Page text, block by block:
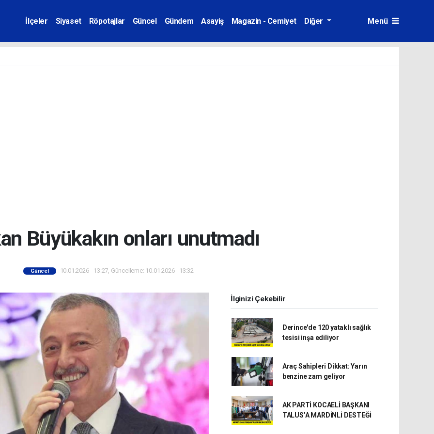
İlçeler Siyaset Röpotajlar Güncel Gündem Asayiş Magazin - Cemiyet Diğer Menü
Büyükakın onları unutmadı
Güncel 10.01.2026 - 13:27, Güncelleme: 10.01.2026 - 13:32
İlginizi Çekebilir
Derince'de 120 yataklı sağlık
tesisi inşa ediliyor
Araç Sahipleri Dikkat: Yarın
benzine zam geliyor
AK PARTİ KOCAELİ BAŞKANI
TALUS’A MARDİNLİ DESTEĞİ